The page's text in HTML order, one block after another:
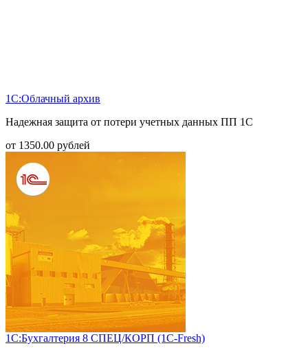
1С:Облачный архив
Надежная защита от потери учетных данных ПП 1С
от 1350.00 рублей
1С:Бухгалтерия 8 СПЕЦ/КОРП (1С-Fresh)